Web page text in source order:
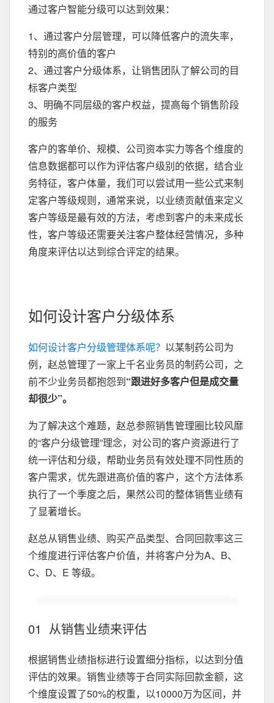
通过客户智能分级可以达到效果：
1、通过客户分层管理，可以降低客户的流失率，
特别的高价值的客户
2、通过客户分级体系，让销售团队了解公司的目
标客户类型
3、明确不同层级的客户权益，提高每个销售阶段
的服务
客户的客单价、规模、公司资本实力等各个维度的
信息数据都可以作为评估客户级别的依据，结合业
务特征，客户体量，我们可以尝试用一些公式来制
定客户等级规则，通常来说，以业绩贡献值来定义
客户等级是最有效的方法，考虑到客户的未来成长
性，客户等级还需要关注客户整体经营情况，多种
角度来评估以达到综合评定的结果。
如何设计客户分级体系
如何设计客户分级管理体系呢？ 以某制药公司为
例，赵总管理了一家上千名业务员的制药公司，之
前不少业务员都抱怨到“跟进好多客户但是成交量
却很少”。
为了解决这个难题，赵总参照销售管理圈比较风靡
的“客户分级管理”理念，对公司的客户资源进行了
统一评估和分级，帮助业务员有效处理不同性质的
客户需求，优先跟进高价值的客户，这个方法体系
执行了一个季度之后，果然公司的整体销售业绩有
了显著增长。
赵总从销售业绩、购买产品类型、合同回款率这三
个维度进行评估客户价值，并将客户分为A、B、
C、D、E 等级。
01 从销售业绩来评估
根据销售业绩指标进行设置细分指标，以达到分值
评估的效果。销售业绩等于合同实际回款金额，这
个维度设置了50%的权重，以10000万为区间，并